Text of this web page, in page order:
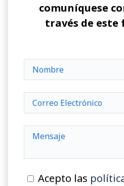
comuníquese
través de
Acepto las